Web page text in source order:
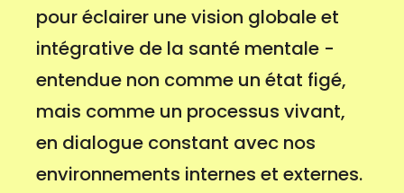
pour éclairer une vision globale et
intégrative de la santé mentale -
entendue non comme un état figé,
mais comme un processus vivant,
en dialogue constant avec nos
environnements internes et externes.